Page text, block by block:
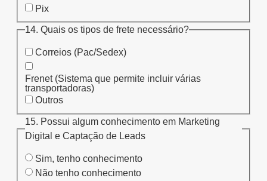
Pix
14. Quais os tipos de frete necessário?
Correios (Pac/Sedex)
Frenet (Sistema que permite incluir várias
transportadoras)
Outros
15. Possui algum conhecimento em Marketing
Digital e Captação de Leads
Sim, tenho conhecimento
Não tenho conhecimento